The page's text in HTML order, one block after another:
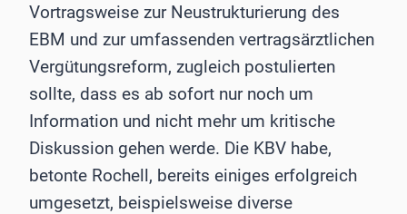
Vortragsweise zur Neustrukturierung des
EBM und zur umfassenden vertragsärztlichen
Vergütungsreform, zugleich postulierten
sollte, dass es ab sofort nur noch um
Information und nicht mehr um kritische
Diskussion gehen werde. Die KBV habe,
betonte Rochell, bereits einiges erfolgreich
umgesetzt, beispielsweise diverse